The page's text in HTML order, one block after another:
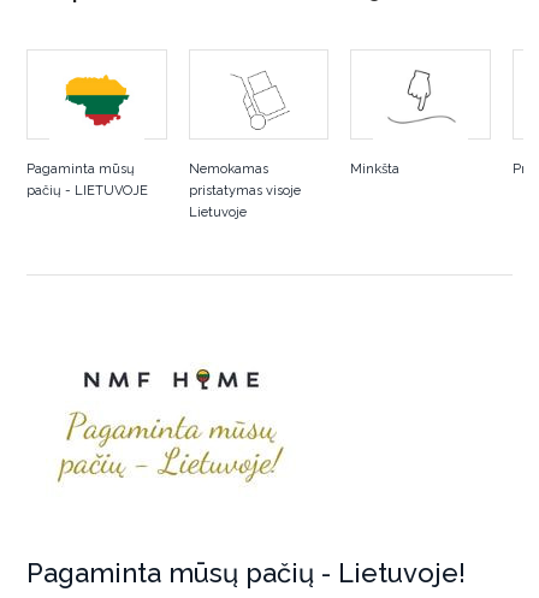
Pagaminta mūsų
pačių - LIETUVOJE
Nemokamas
pristatymas visoje
Lietuvoje
Minkšta
Pagaminta mūsų pačių - Lietuvoje!